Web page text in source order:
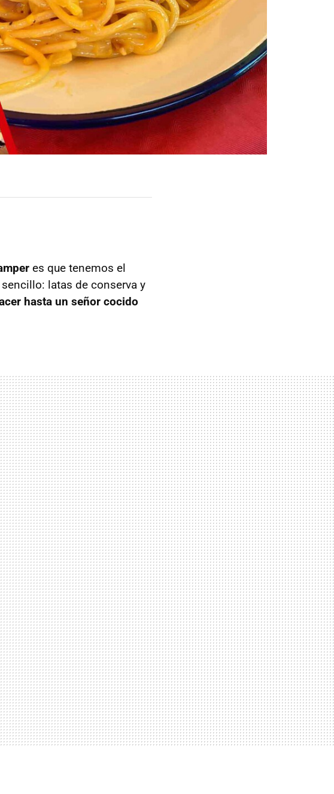
es que tenemos el
latas de conserva y
hasta un señor cocido